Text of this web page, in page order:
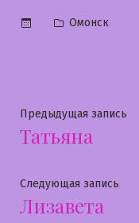
Опубликовано
Омонск
Навигация
по
записям
Предыдущая запись
Татьяна
Следующая запись
Лизавета